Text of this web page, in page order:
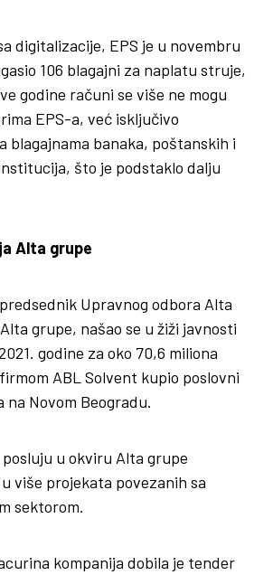
digitalizacije, EPS je u novembru
106 blagajni za naplatu struje,
godine računi se više ne mogu
EPS-a, već isključivo
blagajnama banaka, poštanskih i
što je podstaklo dalju
Alta grupe
Upravnog odbora Alta
grupe, našao se u žiži javnosti
godine za oko 70,6 miliona
ABL Solvent kupio poslovni
na Novom Beogradu.
u okviru Alta grupe
više projekata povezanih sa
sektorom.
kompanija dobila je tender